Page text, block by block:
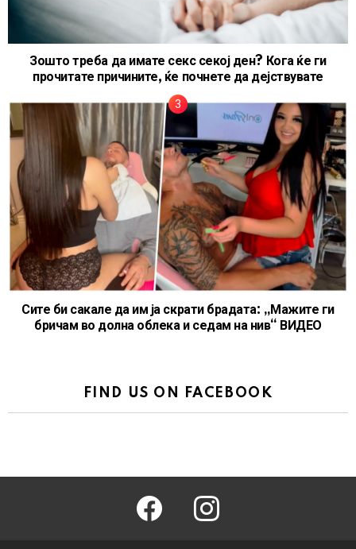
Зошто треба да имате секс секој ден? Кога ќе ги
прочитате причините, ќе почнете да дејствувате
Сите би сакале да им ја скрати брадата: „Мажите ги
бричам во долна облека и седам на нив“ ВИДЕО
FIND US ON FACEBOOK
facebook instagram